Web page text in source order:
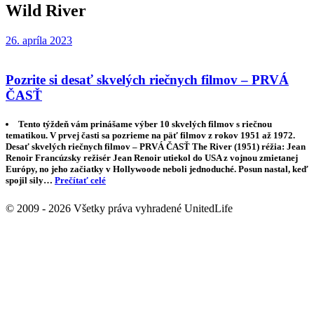
Wild River
26. apríla 2023
Pozrite si desať skvelých riečnych filmov – PRVÁ
ČASŤ
Tento týždeň vám prinášame výber 10 skvelých filmov s riečnou
tematikou. V prvej časti sa pozrieme na päť filmov z rokov 1951 až 1972.
Desať skvelých riečnych filmov – PRVÁ ČASŤ The River (1951) réžia: Jean
Renoir Francúzsky režisér Jean Renoir utiekol do USA z vojnou zmietanej
Európy, no jeho začiatky v Hollywoode neboli jednoduché. Posun nastal, keď
spojil sily… Prečítať celé
© 2009 - 2026 Všetky práva vyhradené UnitedLife